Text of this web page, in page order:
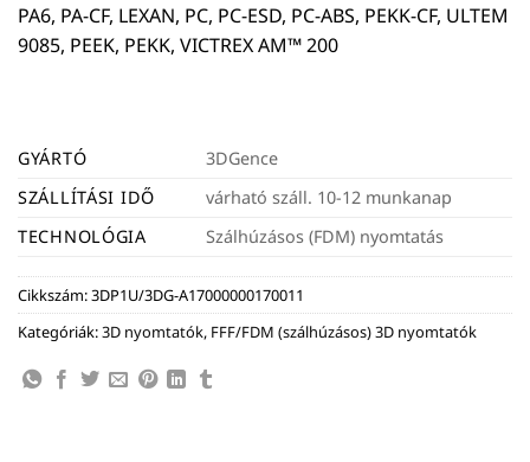
PA6, PA-CF, LEXAN, PC, PC-ESD, PC-ABS, PEKK-CF, ULTEM
9085, PEEK, PEKK, VICTREX AM™ 200
GYÁRTÓ
3DGence
SZÁLLÍTÁSI IDŐ
várható száll. 10-12 munkanap
TECHNOLÓGIA
Szálhúzásos (FDM) nyomtatás
Cikkszám:3DP1U/3DG-A17000000170011
Kategóriák:3D nyomtatók, FFF/FDM (szálhúzásos) 3D nyomtatók